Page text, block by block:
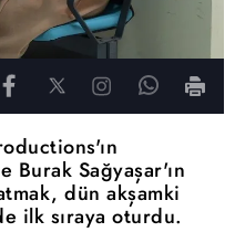
Burak Sağyaşar'ın
dün akşamki
ilk sıraya oturdu.